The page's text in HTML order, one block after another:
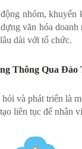
nhóm, khuyến
văn hóa
dài với tổ chức.
Thông Qua Đào
và phát triển là
liên tục để nhân